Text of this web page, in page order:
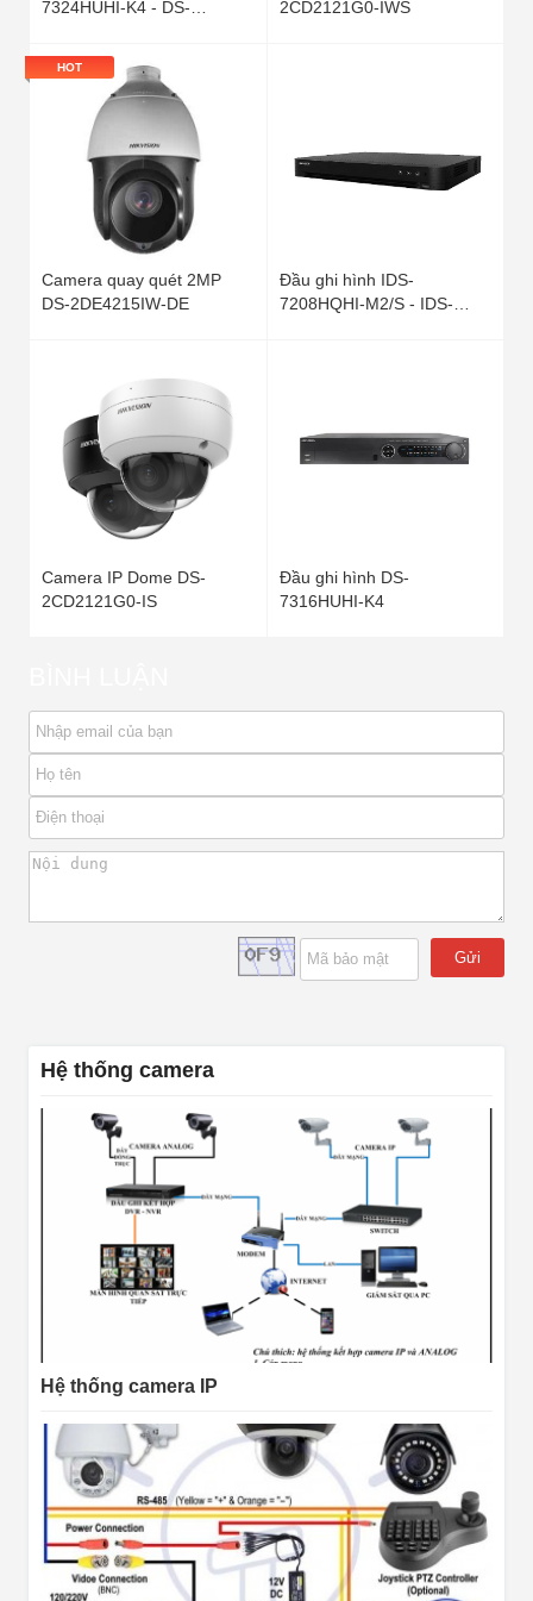
7324HUHI-K4 - DS-
2CD2121G0-IWS
Camera quay quét 2MP
DS-2DE4215IW-DE
HOT
Đầu ghi hình IDS-
7208HQHI-M2/S - IDS-
Camera IP Dome DS-
2CD2121G0-IS
Đầu ghi hình DS-
7316HUHI-K4
Gửi
Hệ thống camera
Hệ thống camera IP